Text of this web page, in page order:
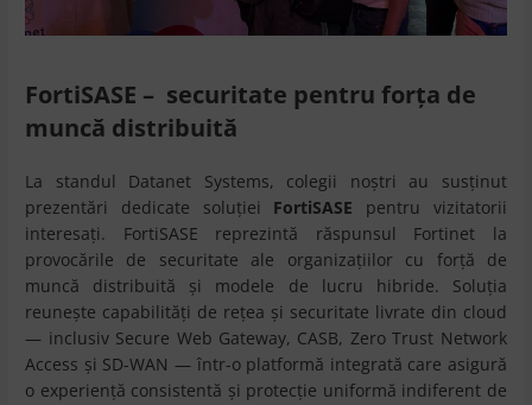
FortiSASE – securitate pentru forța de
muncă distribuită
La standul Datanet Systems, colegii noștri au susținut
prezentări dedicate soluției FortiSASE pentru vizitatorii
interesați. FortiSASE reprezintă răspunsul Fortinet la
provocările de securitate ale organizațiilor cu forță de
muncă distribuită și modele de lucru hibride. Soluția
reunește capabilități de rețea și securitate livrate din cloud
— inclusiv Secure Web Gateway, CASB, Zero Trust Network
Access și SD-WAN — într-o platformă integrată care asigură
o experiență consistentă și protecție uniformă indiferent de